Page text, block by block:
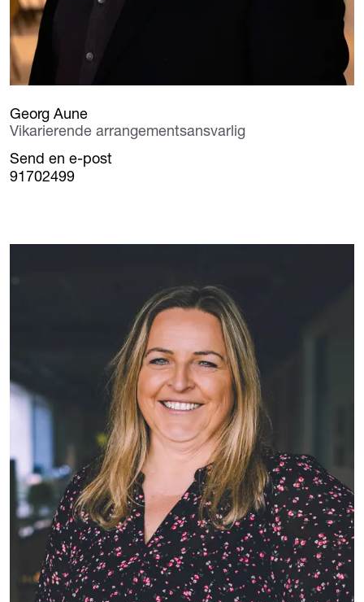
Georg Aune
Vikarierende arrangementsansvarlig
Send en e-post
91702499